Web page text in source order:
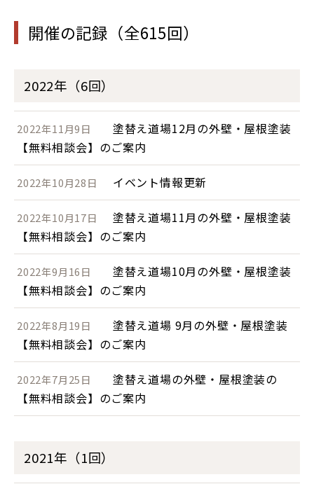
開催の記録（全615回）
2022年（6回）
2022年11月9日
塗替え道場12月の外壁・屋根塗装
【無料相談会】のご案内
2022年10月28日 イベント情報更新
2022年10月17日
塗替え道場11月の外壁・屋根塗装
【無料相談会】のご案内
2022年9月16日
塗替え道場10月の外壁・屋根塗装
【無料相談会】のご案内
2022年8月19日
塗替え道場 9月の外壁・屋根塗装
【無料相談会】のご案内
2022年7月25日
塗替え道場の外壁・屋根塗装の
【無料相談会】のご案内
2021年（1回）